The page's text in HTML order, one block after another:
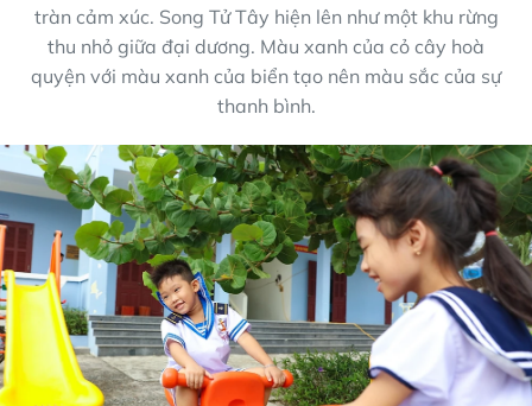
tràn cảm xúc. Song Tử Tây hiện lên như một khu rừng
thu nhỏ giữa đại dương. Màu xanh của cỏ cây hoà
quyện với màu xanh của biển tạo nên màu sắc của sự
thanh bình.